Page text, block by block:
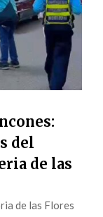
del
de las
de las Flores